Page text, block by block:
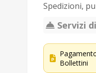
Spedizioni,
Servizi
Bollettini